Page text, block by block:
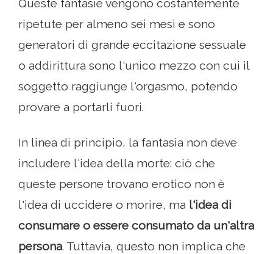
Queste fantasie vengono costantemente
ripetute per almeno sei mesi e sono
generatori di grande eccitazione sessuale
o addirittura sono l'unico mezzo con cui il
soggetto raggiunge l'orgasmo, potendo
provare a portarli fuori.
In linea di principio, la fantasia non deve
includere l'idea della morte: ciò che
queste persone trovano erotico non è
l'idea di uccidere o morire, ma l'idea di
consumare o essere consumato da un'altra
persona. Tuttavia, questo non implica che